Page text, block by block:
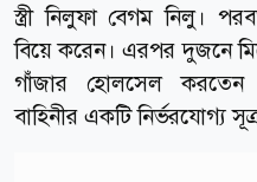
স্ত্রী নিলুফা বেগম নিলু।
বিয়ে করেন। এরপর দুজনে
গাঁজার হোলসেল করতেন
বাহিনীর একটি নির্ভরযোগ্য